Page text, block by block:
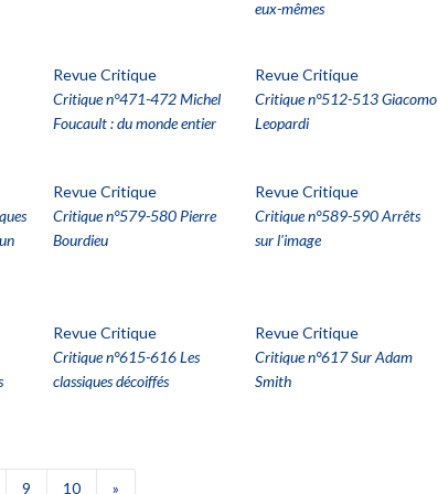
eux-mêmes
Revue Critique
Critique n°471-472 Michel
Foucault : du monde entier
Revue Critique
Critique n°512-513 Giacomo
Leopardi
Revue Critique
Critique n°579-580 Pierre
Bourdieu
Revue Critique
Critique n°589-590 Arrêts
sur l'image
Revue Critique
Critique n°615-616 Les
classiques décoiffés
Revue Critique
Critique n°617 Sur Adam
Smith
9 10 »